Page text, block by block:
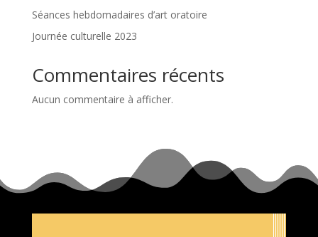
Séances hebdomadaires d’art oratoire
Journée culturelle 2023
Commentaires récents
Aucun commentaire à afficher.